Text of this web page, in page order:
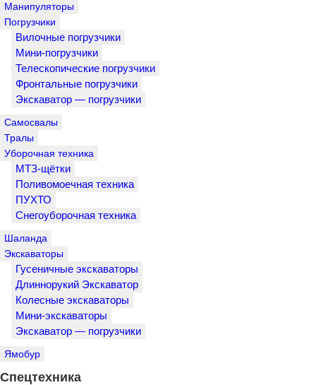
Манипуляторы
Погрузчики
Вилочные погрузчики
Мини-погрузчики
Телескопические погрузчики
Фронтальные погрузчики
Экскаватор — погрузчики
Самосвалы
Тралы
Уборочная техника
МТЗ-щётки
Поливомоечная техника
ПУХТО
Снегоуборочная техника
Шаланда
Экскаваторы
Гусеничные экскаваторы
Длиннорукий Экскаватор
Колесные экскаваторы
Мини-экскаваторы
Экскаватор — погрузчики
Ямобур
Спецтехника